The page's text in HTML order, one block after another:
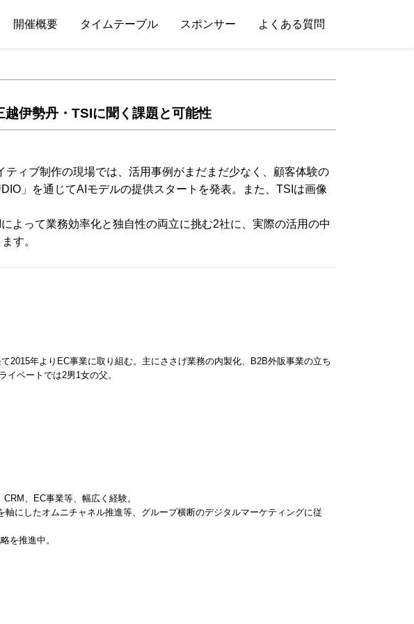
開催概要 タイムテーブル スポンサー よくある質問
伊勢丹・TSIに聞く課題と可能性
ィブ制作の現場では、活用事例がまだまだ少なく、顧客体験の
」を通じてAIモデルの提供スタートを発表。また、TSIは画像
よって業務効率化と独自性の両立に挑む2社に、実際の活用の中
す。
2015年よりEC事業に取り組む。主にささげ業務の内製化、B2B外販事業の立ち
ベートでは2男1女の父。
、EC事業等、幅広く経験。
にしたオムニチャネル推進等、グループ横断のデジタルマーケティングに従
を推進中。